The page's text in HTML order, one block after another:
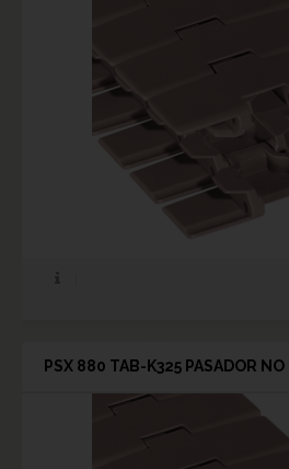
PSX 880 TAB-K325 PASADOR